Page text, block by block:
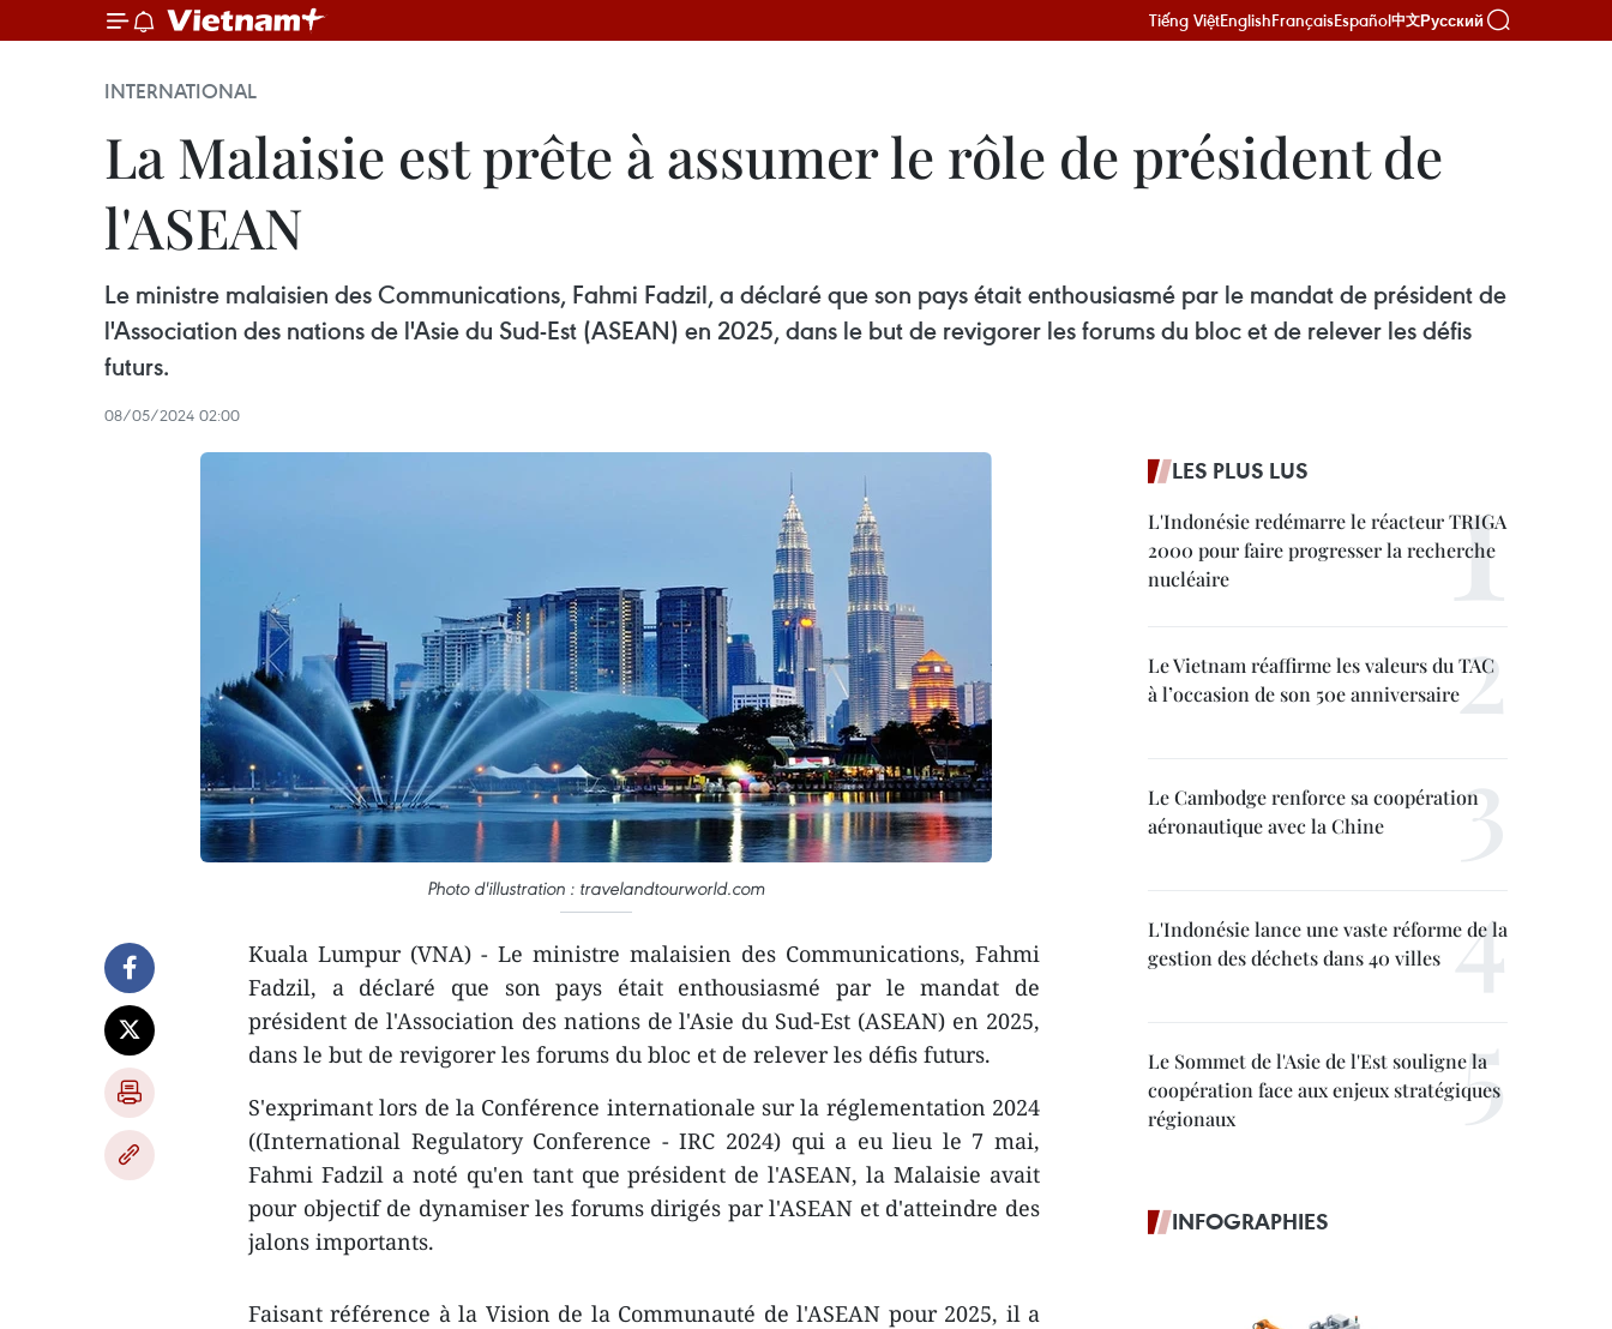
Tiếng ViệtEnglishFrançaisEspañol中文Русский
INTERNATIONAL
La Malaisie est prête à assumer le rôle de président de
l'ASEAN
Le ministre malaisien des Communications, Fahmi Fadzil, a déclaré que son pays était enthousiasmé par le mandat de président de
l'Association des nations de l'Asie du Sud-Est (ASEAN) en 2025, dans le but de revigorer les forums du bloc et de relever les défis
futurs.
08/05/2024 02:00
Photo d'illustration : travelandtourworld.com
Kuala Lumpur (VNA) - Le ministre malaisien des Communications, Fahmi
Fadzil, a déclaré que son pays était enthousiasmé par le mandat de
président de l'Association des nations de l'Asie du Sud-Est (ASEAN) en 2025,
dans le but de revigorer les forums du bloc et de relever les défis futurs.
S'exprimant lors de la Conférence internationale sur la réglementation 2024
((International Regulatory Conference - IRC 2024) qui a eu lieu le 7 mai,
Fahmi Fadzil a noté qu'en tant que président de l'ASEAN, la Malaisie avait
pour objectif de dynamiser les forums dirigés par l'ASEAN et d'atteindre des
jalons importants.
Faisant référence à la Vision de la Communauté de l'ASEAN pour 2025, il a
LES PLUS LUS
L'Indonésie redémarre le réacteur TRIGA
2000 pour faire progresser la recherche
nucléaire
Le Vietnam réaffirme les valeurs du TAC
à l’occasion de son 50e anniversaire
Le Cambodge renforce sa coopération
aéronautique avec la Chine
L'Indonésie lance une vaste réforme de la
gestion des déchets dans 40 villes
Le Sommet de l'Asie de l'Est souligne la
coopération face aux enjeux stratégiques
régionaux
INFOGRAPHIES